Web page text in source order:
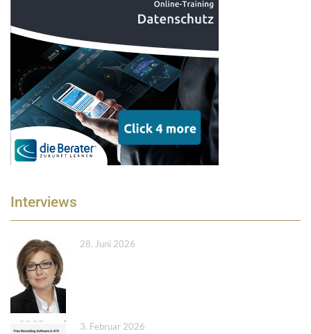
Interviews
28. Juni 2026
3. Februar 2026